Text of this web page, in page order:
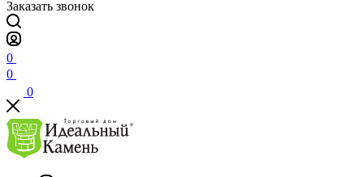
Заказать звонок
0
0
0